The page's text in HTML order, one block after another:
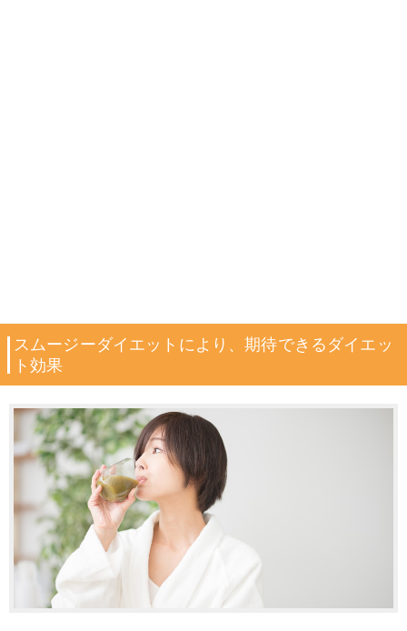
スムージーダイエットにより、期待できるダイエッ
ト効果